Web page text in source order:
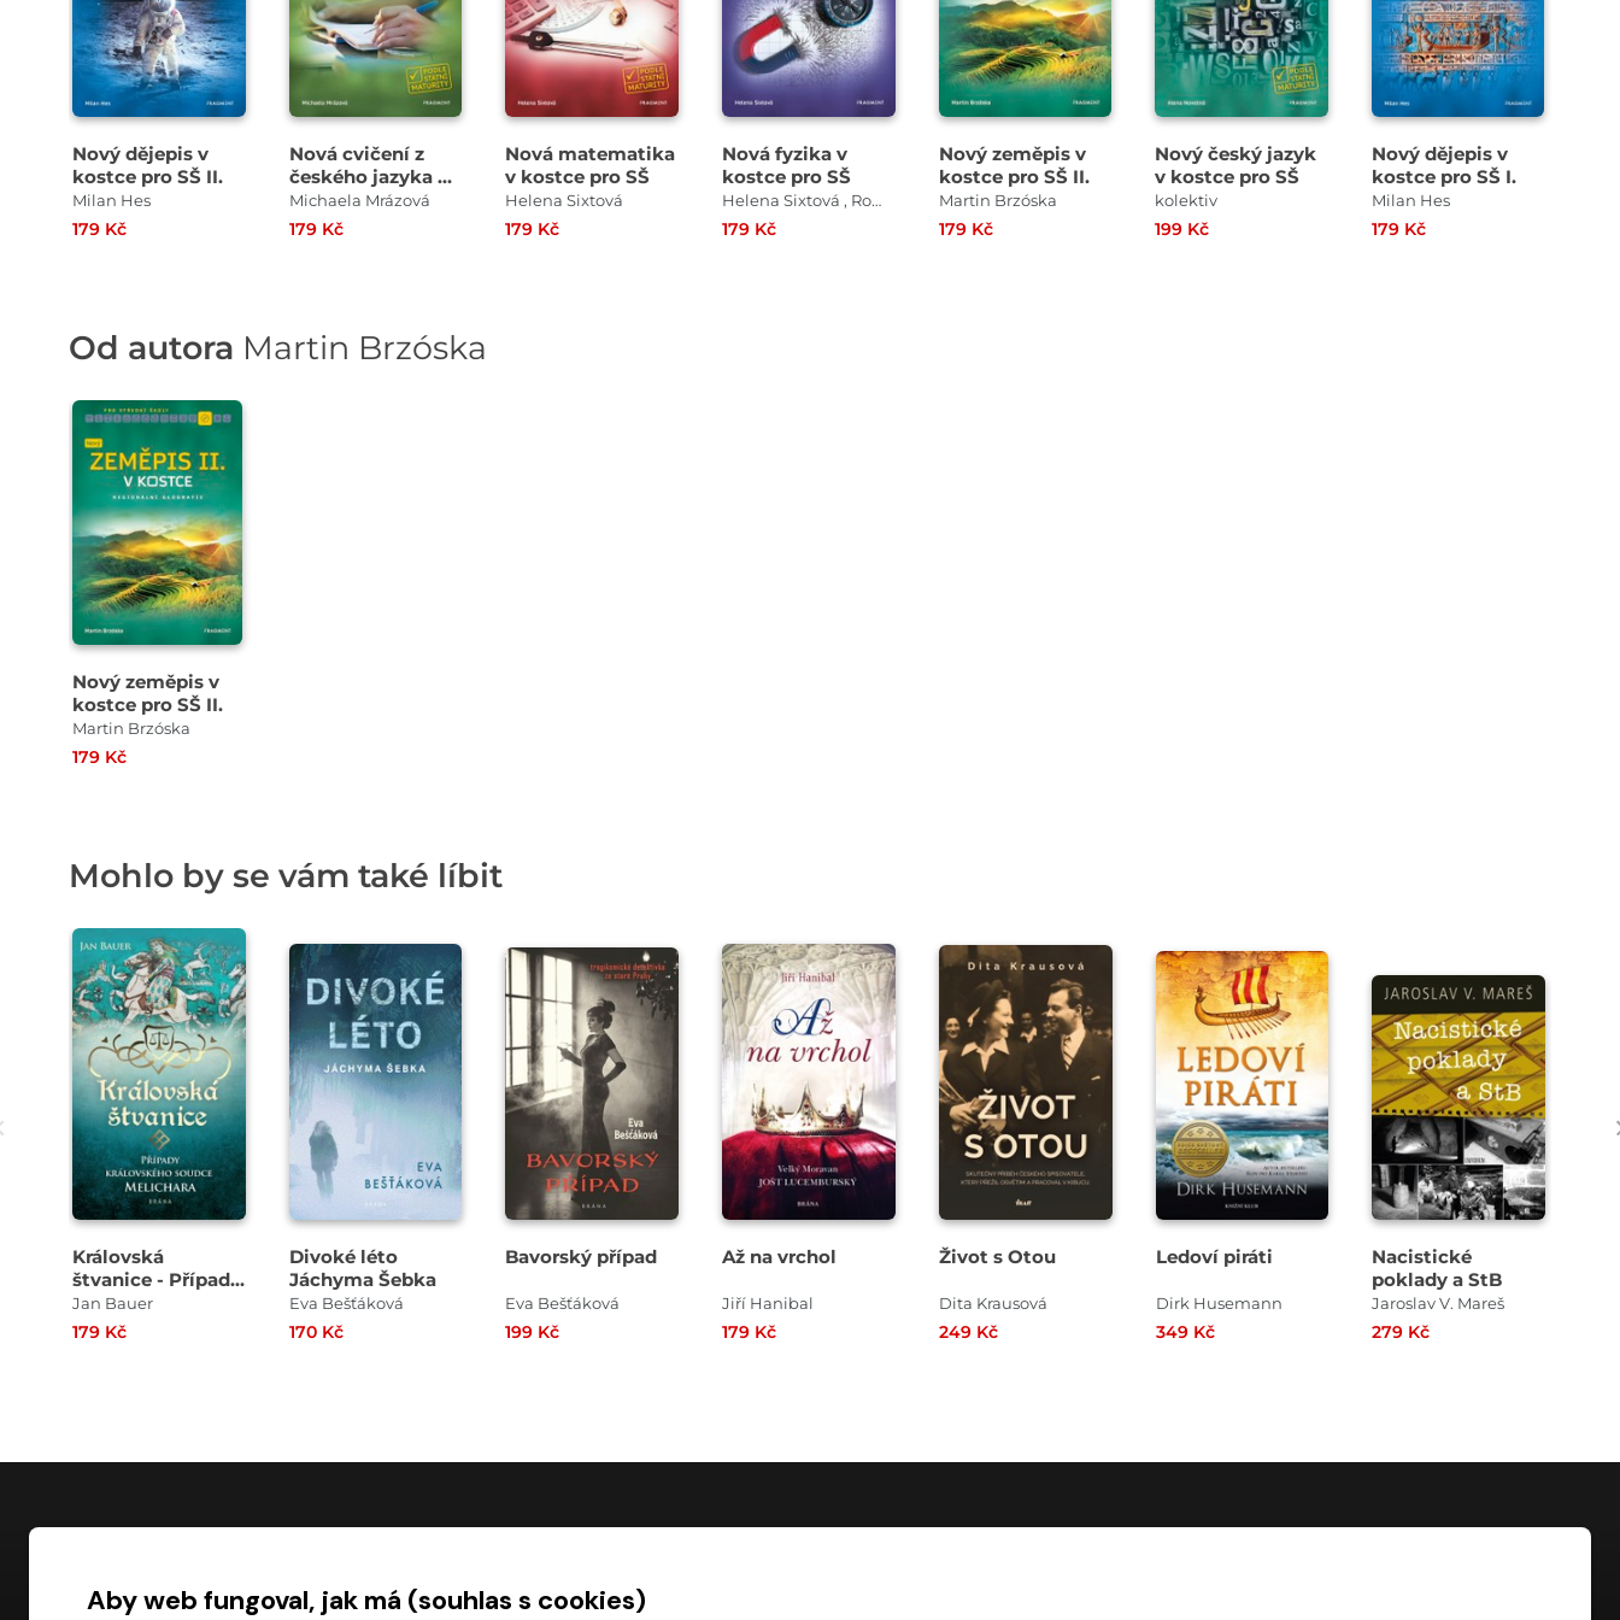
Nový dějepis v
kostce pro SŠ II.
Milan Hes
179 Kč
Nová cvičení z
českého jazyka v
kostce pro SŠ
Michaela Mrázová
179 Kč
Nová matematika
v kostce pro SŠ
Helena Sixtová
179 Kč
Nová fyzika v
kostce pro SŠ
Helena Sixtová , Roman Sixta
179 Kč
Nový zeměpis v
kostce pro SŠ II.
Martin Brzóska
179 Kč
Nový český jazyk
v kostce pro SŠ
kolektiv
199 Kč
Nový dějepis v
kostce pro SŠ I.
Milan Hes
179 Kč
Od autora Martin Brzóska
Nový zeměpis v
kostce pro SŠ II.
Martin Brzóska
179 Kč
Mohlo by se vám také líbit
Královská
štvanice - Případy
královského
soudce Melichara
Jan Bauer
179 Kč
Divoké léto
Jáchyma Šebka
Eva Bešťáková
170 Kč
Bavorský případ
Eva Bešťáková
199 Kč
Až na vrchol
Jiří Hanibal
179 Kč
Život s Otou
Dita Krausová
249 Kč
Ledoví piráti
Dirk Husemann
349 Kč
Nacistické
poklady a StB
Jaroslav V. Mareš
279 Kč
Aby web fungoval, jak má (souhlas s cookies)